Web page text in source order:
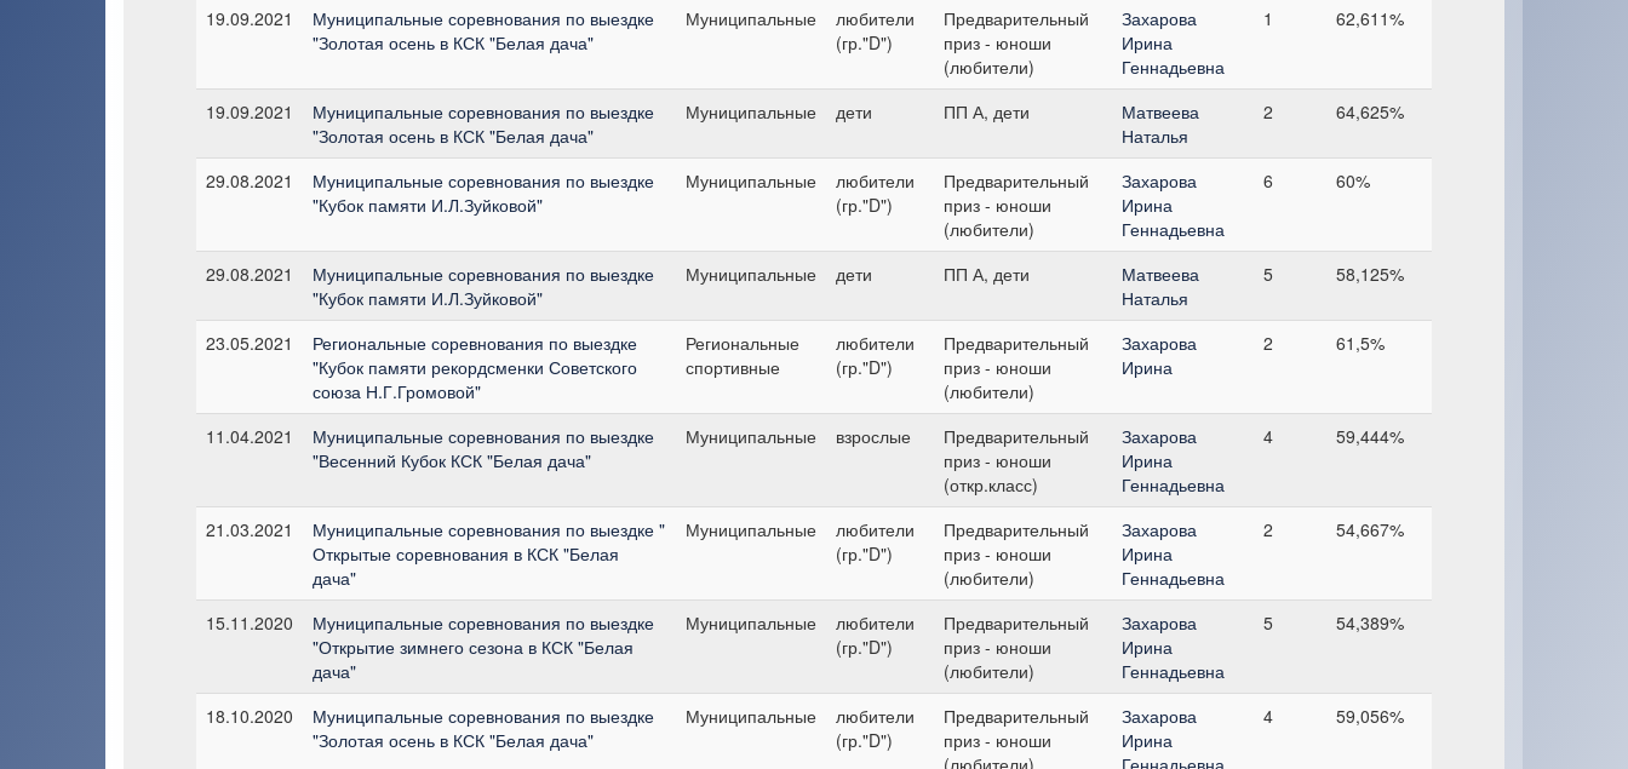
19.09.2021
Муниципальные соревнования по выездке
"Золотая осень в КСК "Белая дача"
Муниципальные
любители
(гр."D")
Предварительный
приз - юноши
(любители)
Захарова
Ирина
Геннадьевна
1 62,611%
19.09.2021
Муниципальные соревнования по выездке
"Золотая осень в КСК "Белая дача"
Муниципальные дети ПП А, дети
Матвеева
Наталья
2 64,625%
29.08.2021
Муниципальные соревнования по выездке
"Кубок памяти И.Л.Зуйковой"
Муниципальные
любители
(гр."D")
Предварительный
приз - юноши
(любители)
Захарова
Ирина
Геннадьевна
6 60%
29.08.2021
Муниципальные соревнования по выездке
"Кубок памяти И.Л.Зуйковой"
Муниципальные дети ПП А, дети
Матвеева
Наталья
5 58,125%
23.05.2021
Региональные соревнования по выездке
"Кубок памяти рекордсменки Советского
союза Н.Г.Громовой"
Региональные
спортивные
любители
(гр."D")
Предварительный
приз - юноши
(любители)
Захарова
Ирина
2 61,5%
11.04.2021
Муниципальные соревнования по выездке
"Весенний Кубок КСК "Белая дача"
Муниципальные взрослые
Предварительный
приз - юноши
(откр.класс)
Захарова
Ирина
Геннадьевна
4 59,444%
21.03.2021
Муниципальные соревнования по выездке "
Открытые соревнования в КСК "Белая
дача"
Муниципальные
любители
(гр."D")
Предварительный
приз - юноши
(любители)
Захарова
Ирина
Геннадьевна
2 54,667%
15.11.2020
Муниципальные соревнования по выездке
"Открытие зимнего сезона в КСК "Белая
дача"
Муниципальные
любители
(гр."D")
Предварительный
приз - юноши
(любители)
Захарова
Ирина
Геннадьевна
5 54,389%
18.10.2020
Муниципальные соревнования по выездке
"Золотая осень в КСК "Белая дача"
Муниципальные
любители
(гр."D")
Предварительный
приз - юноши
(любители)
Захарова
Ирина
Геннадьевна
4 59,056%